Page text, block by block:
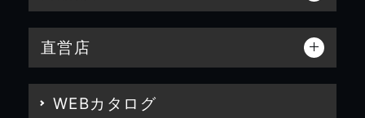
直営店
WEBカタログ